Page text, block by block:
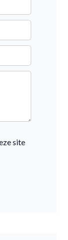
site